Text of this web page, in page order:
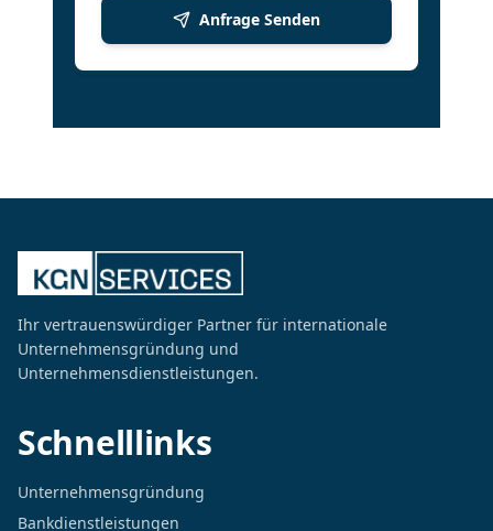
Anfrage Senden
Ihr vertrauenswürdiger Partner für internationale
Unternehmensgründung und
Unternehmensdienstleistungen.
Schnelllinks
Unternehmensgründung
Bankdienstleistungen